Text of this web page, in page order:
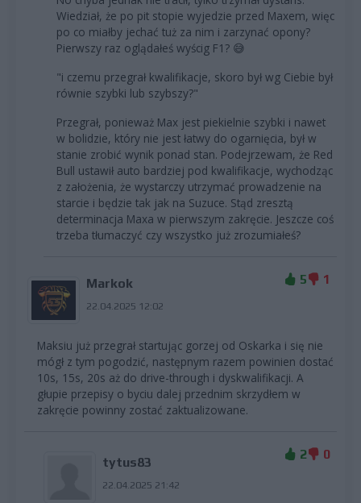
Wiedział, że po pit stopie wyjedzie przed Maxem, więc
po co miałby jechać tuż za nim i zarzynać opony?
Pierwszy raz oglądałeś wyścig F1? 😅
"i czemu przegrał kwalifikacje, skoro był wg Ciebie był
równie szybki lub szybszy?"
Przegrał, ponieważ Max jest piekielnie szybki i nawet
w bolidzie, który nie jest łatwy do ogarnięcia, był w
stanie zrobić wynik ponad stan. Podejrzewam, że Red
Bull ustawił auto bardziej pod kwalifikacje, wychodząc
z założenia, że wystarczy utrzymać prowadzenie na
starcie i będzie tak jak na Suzuce. Stąd zresztą
determinacja Maxa w pierwszym zakręcie. Jeszcze coś
trzeba tłumaczyć czy wszystko już zrozumiałeś?
Markok
22.04.2025 12:02
5 1
Maksiu już przegrał startując gorzej od Oskarka i się nie
mógł z tym pogodzić, następnym razem powinien dostać
10s, 15s, 20s aż do drive-through i dyskwalifikacji. A
głupie przepisy o byciu dalej przednim skrzydłem w
zakręcie powinny zostać zaktualizowane.
tytus83
22.04.2025 21:42
2 0